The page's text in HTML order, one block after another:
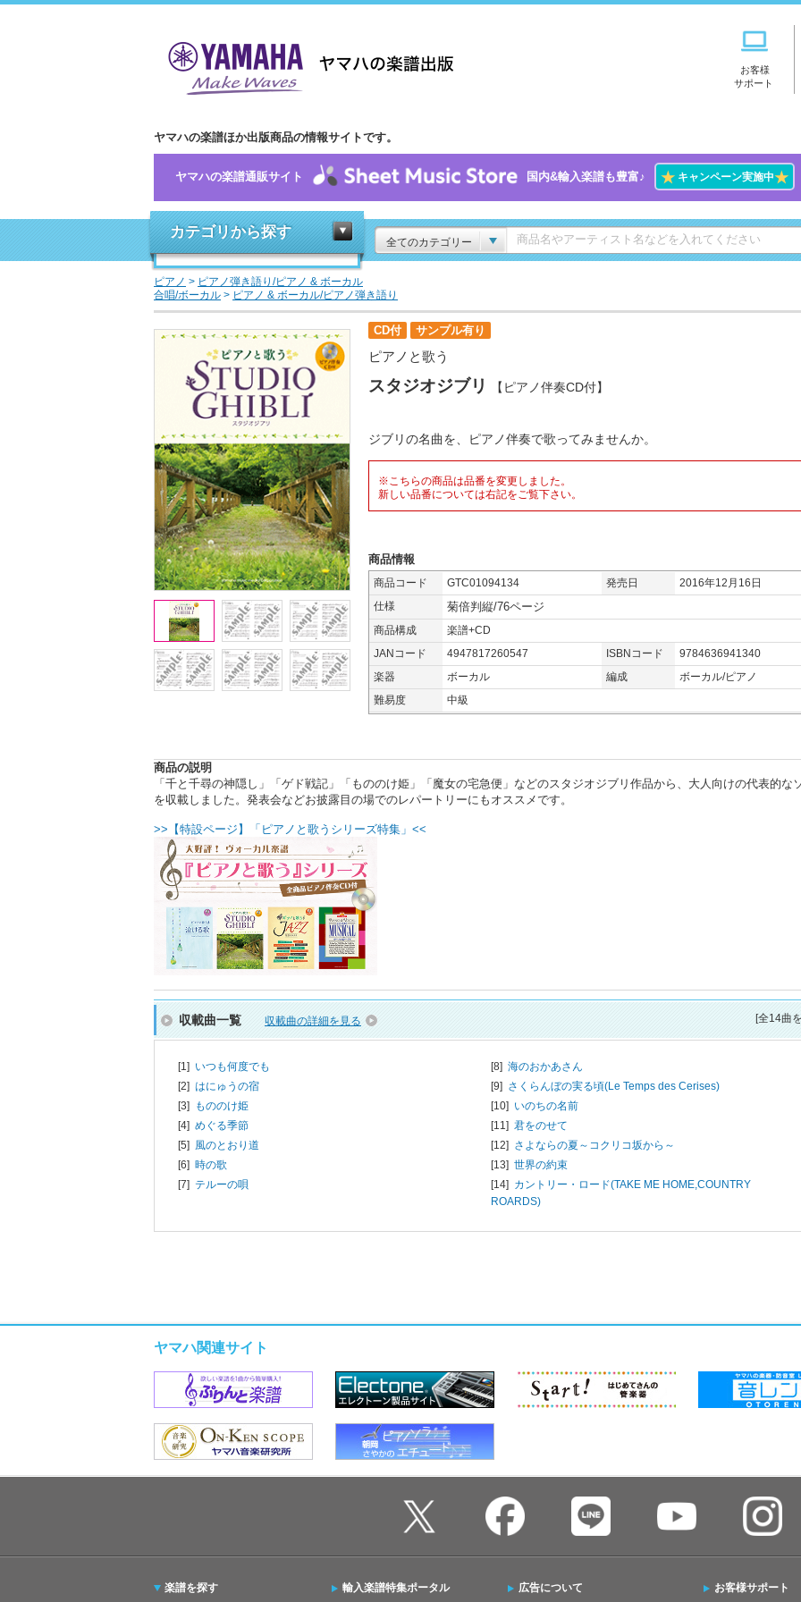
お客様
サポート
ヤマハの楽譜ほか出版商品の情報サイトです。
ヤマハの楽譜通販サイト 国内&輸入楽譜も豊富♪ ★キャンペーン実施中★
カテゴリから探す
全てのカテゴリー
ピアノ > ピアノ弾き語り/ピアノ & ボーカル
合唱/ボーカル > ピアノ & ボーカル/ピアノ弾き語り
CD付 サンプル有り
ピアノと歌う
スタジオジブリ 【ピアノ伴奏CD付】
ジブリの名曲を、ピアノ伴奏で歌ってみませんか。
※こちらの商品は品番を変更しました。
新しい品番については右記をご覧下さい。
商品情報
商品コード GTC01094134 発売日
2016年12月16日
仕様
菊倍判縦/76ページ
商品構成
楽譜+CD
JANコード
4947817260547 ISBNコード
9784636941340
楽器
ボーカル 編成
ボーカル/ピアノ
難易度
中級
商品の説明
「千と千尋の神隠し」「ゲド戦記」「もののけ姫」「魔女の宅急便」などのスタジオジブリ作品から、大人向けの代表的な
を収載しました。発表会などお披露目の場でのレパートリーにもオススメです。
>>【特設ページ】「ピアノと歌うシリーズ特集」<<
収載曲一覧 収載曲の詳細を見る [全14曲
[1] いつも何度でも
[2] はにゅうの宿
[3]
もののけ姫
[4] めぐる季節
[5] 風のとおり道
[6] 時の歌
[7] テルーの唄
[8] 海のおかあさん
[9] さくらんぼの実る頃(Le Temps des Cerises)
[10] いのちの名前
[11] 君をのせて
[12] さよならの夏～コクリコ坂から～
[13] 世界の約束
[14] カントリー・ロード(TAKE ME HOME,COUNTRY
ROARDS)
ヤマハ関連サイト
楽譜を探す 輸入楽譜特集ポータル 広告について お客様サポート